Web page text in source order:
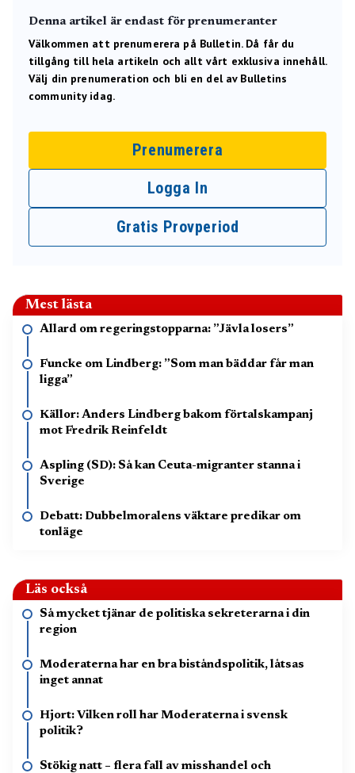
Denna artikel är endast för prenumeranter
Välkommen att prenumerera på Bulletin. Då får du
tillgång till hela artikeln och allt vårt exklusiva innehåll.
Välj din prenumeration och bli en del av Bulletins
community idag.
Prenumerera
Logga In
Gratis Provperiod
Mest lästa
Allard om regeringstopparna: ”Jävla losers”
Funcke om Lindberg: ”Som man bäddar får man
ligga”
Källor: Anders Lindberg bakom förtalskampanj
mot Fredrik Reinfeldt
Aspling (SD): Så kan Ceuta-migranter stanna i
Sverige
Debatt: Dubbelmoralens väktare predikar om
tonläge
Läs också
Så mycket tjänar de politiska sekreterarna i din
region
Moderaterna har en bra biståndspolitik, låtsas
inget annat
Hjort: Vilken roll har Moderaterna i svensk
politik?
Stökig natt – flera fall av misshandel och